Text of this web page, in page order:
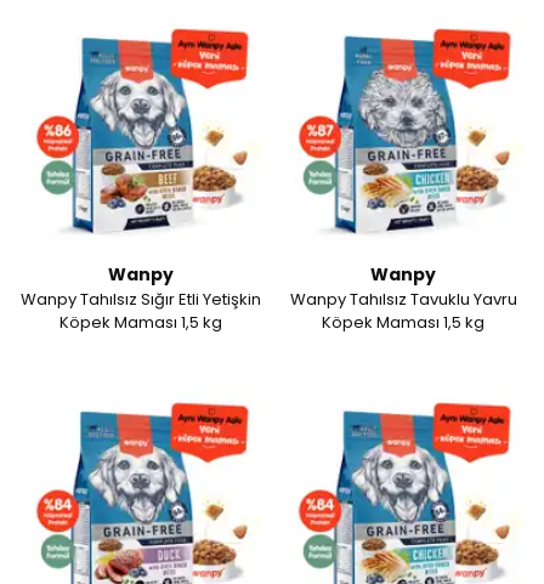
Wanpy
Wanpy Tahılsız Sığır Etli Yetişkin
Köpek Maması 1,5 kg
Wanpy
Wanpy Tahılsız Tavuklu Yavru
Köpek Maması 1,5 kg